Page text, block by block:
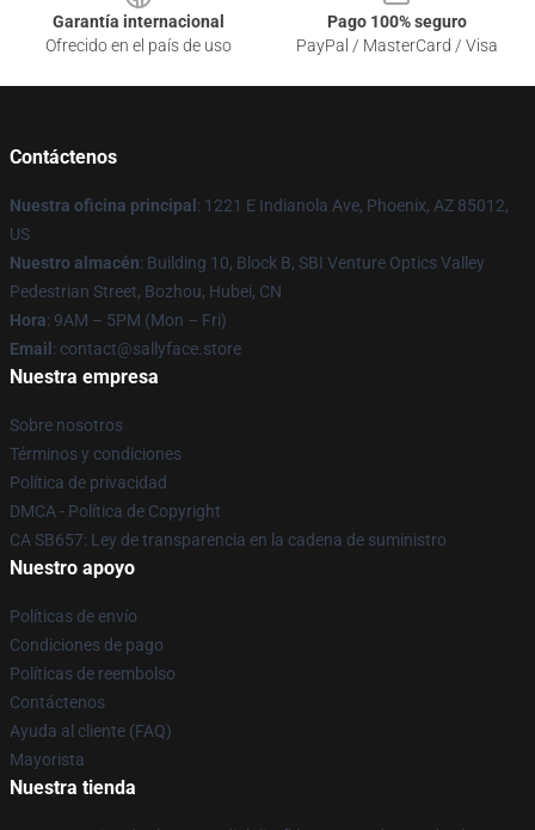
Garantía internacional
Ofrecido en el país de uso
Pago 100% seguro
PayPal / MasterCard / Visa
Contáctenos
Nuestra oficina principal : 1221 E Indianola Ave, Phoenix, AZ 85012,
US
Nuestro almacén: Building 10, Block B, SBI Venture Optics Valley
Pedestrian Street, Bozhou, Hubei, CN
Hora: 9AM – 5PM (Mon – Fri)
Email : contact@sallyface.store
Nuestra empresa
Sobre nosotros
Términos y condiciones
Política de privacidad
DMCA - Política de Copyright
CA SB657: Ley de transparencia en la cadena de suministro
Nuestro apoyo
Políticas de envío
Condiciones de pago
Políticas de reembolso
Contáctenos
Ayuda al cliente (FAQ)
Mayorista
Nuestra tienda